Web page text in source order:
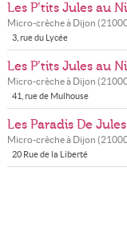
Les P’tits Jules au
Micro-crèche à Dijon (
3, rue du Lycée
Les P’tits Jules au
Micro-crèche à Dijon (
41, rue de Mulhouse
Les Paradis De
Micro-crèche à Dijon (
20 Rue de la Liberté